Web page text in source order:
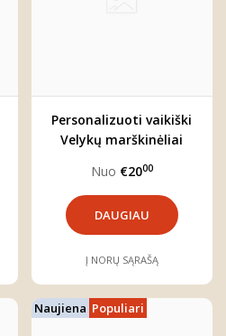
Personalizuoti vaikiški
Velykų marškinėliai
Nuo €2000
DAUGIAU
Į NORŲ SĄRAŠĄ
Naujiena Populiari